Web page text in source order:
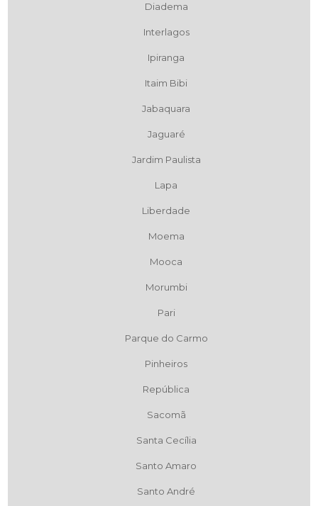
Diadema
Interlagos
Ipiranga
Itaim Bibi
Jabaquara
Jaguaré
Jardim Paulista
Lapa
Liberdade
Moema
Mooca
Morumbi
Pari
Parque do Carmo
Pinheiros
República
Sacomã
Santa Cecília
Santo Amaro
Santo André